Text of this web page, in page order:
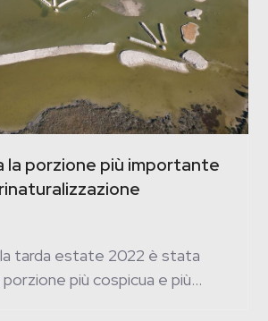
la porzione più importante
tarda estate 2022 è stata
più cospicua e più…